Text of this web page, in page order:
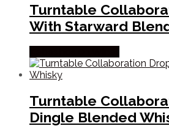
Turntable
With Starward
Turntable
Dingle Blended